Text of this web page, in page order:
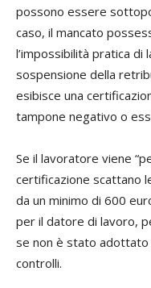
possono essere
caso, il mancato
l’impossibilità pratica di
sospensione della
esibisce una
tampone negativo o
Se il lavoratore viene
certificazione scattano
da un minimo di 600
per il datore di lavoro,
se non è stato adottato
controlli.